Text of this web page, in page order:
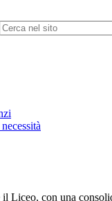
Liceo, con una